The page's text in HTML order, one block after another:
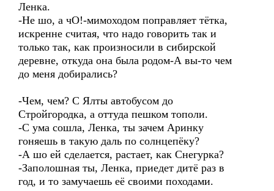
Ленка.
-Не шо, а чО!-мимоходом поправляет тётка,
искренне считая, что надо говорить так и
только так, как произносили в сибирской
деревне, откуда она была родом-А вы-то чем
до меня добирались?
-Чем, чем? С Ялты автобусом до
Стройгородка, а оттуда пешком тополи.
-С ума сошла, Ленка, ты зачем Аринку
гоняешь в такую даль по солнцепёку?
-А шо ей сделается, растает, как Снегурка?
-Заполошная ты, Ленка, приедет дитё раз в
год, и то замучаешь её своими походами.